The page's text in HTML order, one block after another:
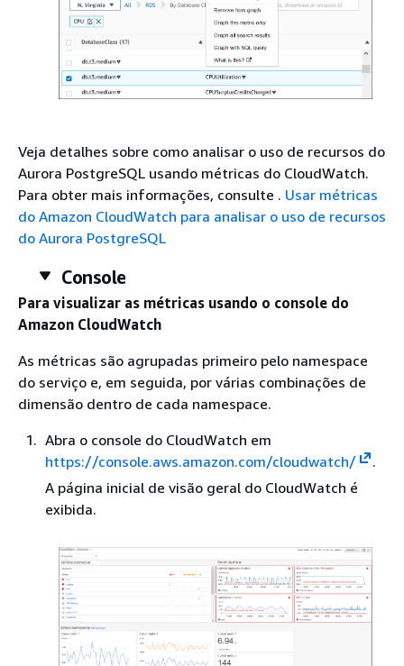
Veja detalhes sobre como analisar o uso de recursos do
Aurora PostgreSQL usando métricas do CloudWatch.
Para obter mais informações, consulte . Usar métricas
do Amazon CloudWatch para analisar o uso de recursos
do Aurora PostgreSQL
Console
Para visualizar as métricas usando o console do
Amazon CloudWatch
As métricas são agrupadas primeiro pelo namespace
do serviço e, em seguida, por várias combinações de
dimensão dentro de cada namespace.
Abra o console do CloudWatch em
https://console.aws.amazon.com/cloudwatch/
.
A página inicial de visão geral do CloudWatch é
exibida.